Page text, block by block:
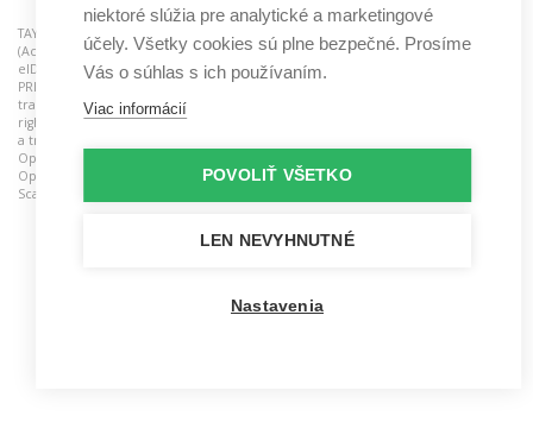
TAYLLORCOX is a RCB (Registered Certification Body) for ISO standards, ACO
(Accredited Consulting Organisation), CAB (Conformity Assessment Body) for
eIDAS and ATO (Accredited Training Organisastion). AgileSHIFT
PRINCE2 Agile
, M_o_R
trademarks of the PeopleCert group. Used under licence from PeopleCert. All
rights reserved. TOGAF®and ArchiMate
a trademark of The Open Group. TOGAF
Open Group Certification logo (Open O and check
Open Group. SAFe and Scaled Agile Framework are registered trademarks of
Scaled Agile, Inc.
niektoré slúžia pre analytické a marketingové
účely. Všetky cookies sú plne bezpečné. Prosíme
Vás o súhlas s ich používaním.
Viac informácií
POVOLIŤ VŠETKO
LEN NEVYHNUTNÉ
Nastavenia